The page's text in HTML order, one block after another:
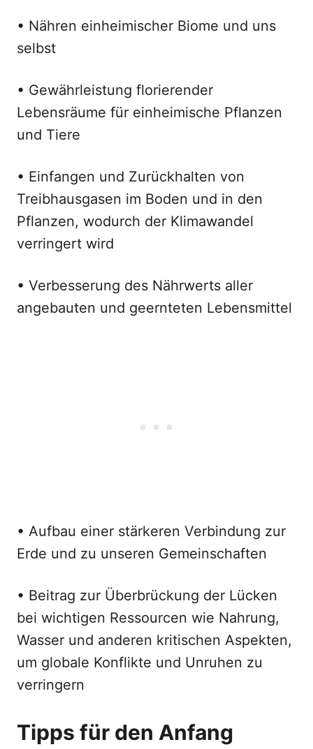
• Nähren einheimischer Biome und uns
selbst
• Gewährleistung florierender
Lebensräume für einheimische Pflanzen
und Tiere
• Einfangen und Zurückhalten von
Treibhausgasen im Boden und in den
Pflanzen, wodurch der Klimawandel
verringert wird
• Verbesserung des Nährwerts aller
angebauten und geernteten Lebensmittel
• Aufbau einer stärkeren Verbindung zur
Erde und zu unseren Gemeinschaften
• Beitrag zur Überbrückung der Lücken
bei wichtigen Ressourcen wie Nahrung,
Wasser und anderen kritischen Aspekten,
um globale Konflikte und Unruhen zu
verringern
Tipps für den Anfang